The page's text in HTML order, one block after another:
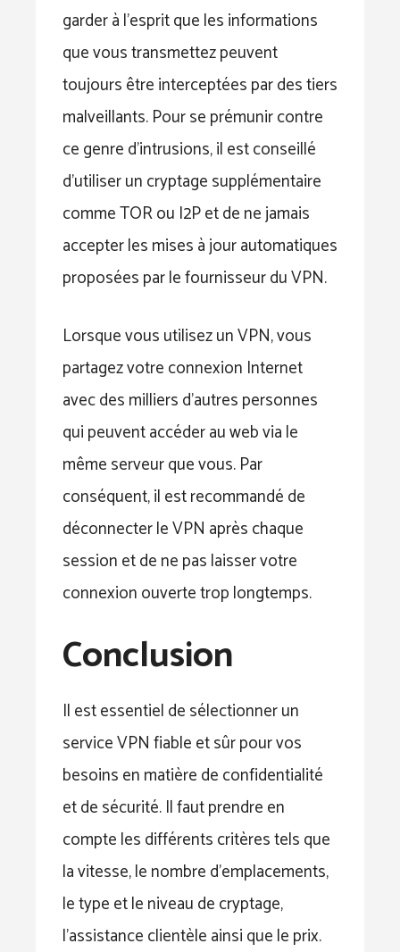
garder à l’esprit que les informations
que vous transmettez peuvent
toujours être interceptées par des tiers
malveillants. Pour se prémunir contre
ce genre d’intrusions, il est conseillé
d’utiliser un cryptage supplémentaire
comme TOR ou I2P et de ne jamais
accepter les mises à jour automatiques
proposées par le fournisseur du VPN.
Lorsque vous utilisez un VPN, vous
partagez votre connexion Internet
avec des milliers d’autres personnes
qui peuvent accéder au web via le
même serveur que vous. Par
conséquent, il est recommandé de
déconnecter le VPN après chaque
session et de ne pas laisser votre
connexion ouverte trop longtemps.
Conclusion
Il est essentiel de sélectionner un
service VPN fiable et sûr pour vos
besoins en matière de confidentialité
et de sécurité. Il faut prendre en
compte les différents critères tels que
la vitesse, le nombre d’emplacements,
le type et le niveau de cryptage,
l’assistance clientèle ainsi que le prix.